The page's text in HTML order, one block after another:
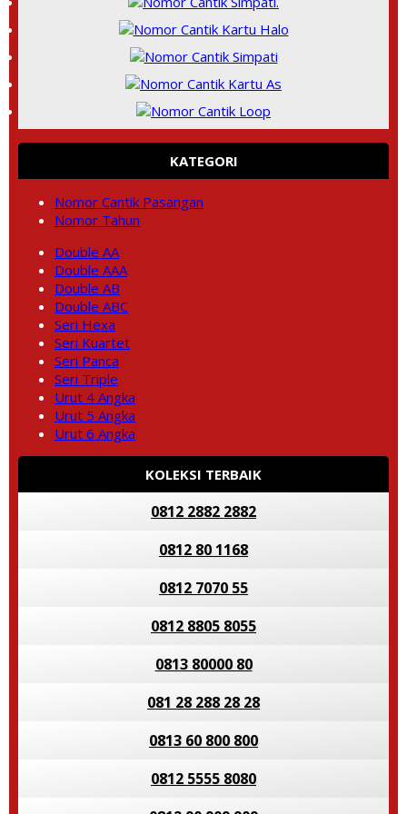
KATEGORI
Nomor Cantik Pasangan
Nomor Tahun
Double AA
Double AAA
Double AB
Double ABC
Seri Hexa
Seri Kuartet
Seri Panca
Seri Triple
Urut 4 Angka
Urut 5 Angka
Urut 6 Angka
KOLEKSI TERBAIK
0812 2882 2882
0812 80 1168
0812 7070 55
0812 8805 8055
0813 80000 80
081 28 288 28 28
0813 60 800 800
0812 5555 8080